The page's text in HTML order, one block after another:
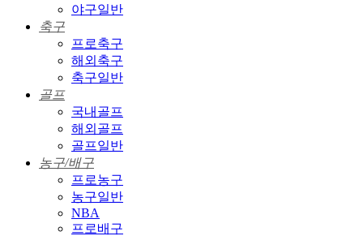
야구일반
축구
프로축구
해외축구
축구일반
골프
국내골프
해외골프
골프일반
농구/배구
프로농구
농구일반
NBA
프로배구